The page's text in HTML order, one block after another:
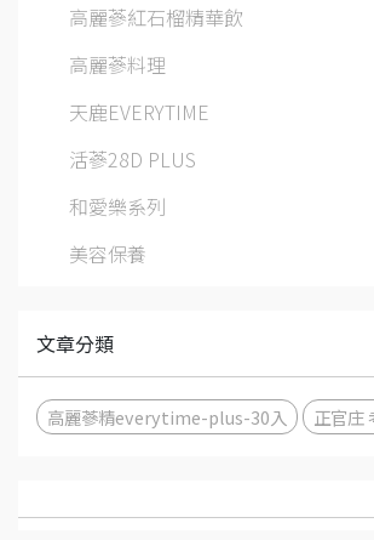
高麗蔘紅石榴精華飲
高麗蔘料理
天鹿EVERYTIME
活蔘28D PLUS
和愛樂系列
美容保養
文章分類
高麗蔘精everytime-plus-30入 正官庄